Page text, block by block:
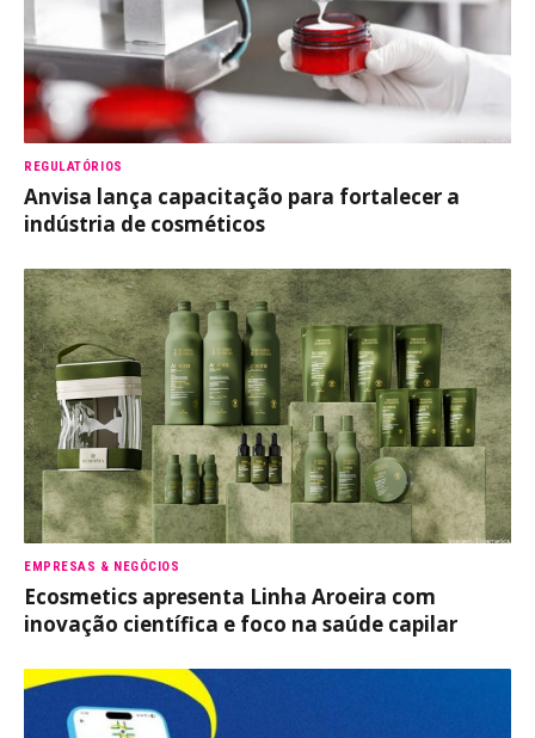
REGULATÓRIOS
Anvisa lança capacitação para fortalecer a
indústria de cosméticos
EMPRESAS & NEGÓCIOS
Ecosmetics apresenta Linha Aroeira com
inovação científica e foco na saúde capilar